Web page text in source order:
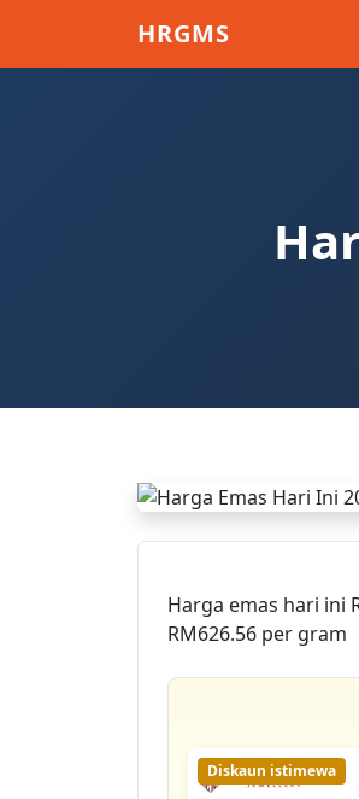
HRGMS
Harga emas hari ini
RM626.56 per gram
Diskaun istimewa